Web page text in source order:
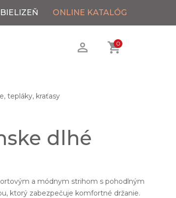
ONLINE KATALÓG
0
tepláky, kraťasy
dlhé
a módnym strihom s pohodlným
ktorý zabezpečuje komfortné držanie.